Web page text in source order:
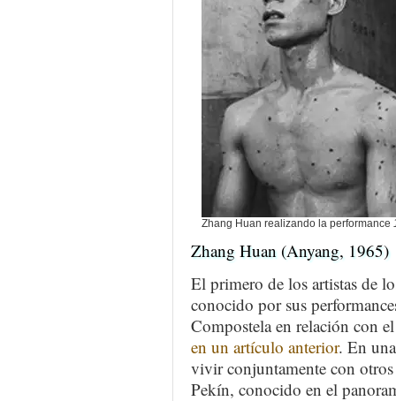
Zhang Huan realizando la performance
Zhang Huan (Anyang, 1965)
El primero de los artistas de
conocido por sus
Compostela en relación con
en un artículo anterior. En
vivir conjuntamente con otros
Pekín, conocido en el